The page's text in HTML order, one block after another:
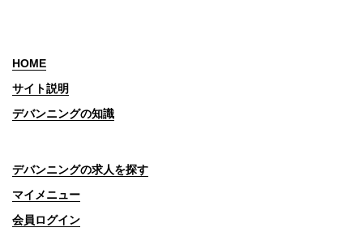
HOME
サイト説明
デバンニングの知識
デバンニングの求人を探す
マイメニュー
会員ログイン